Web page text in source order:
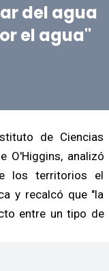
del agua
el agua"
de Ciencias
O'Higgins, analizó
los territorios el
y recalcó que "la
entre un tipo de